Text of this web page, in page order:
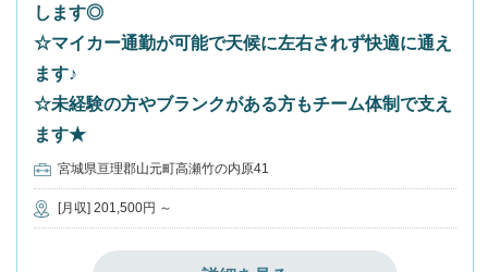
します◎
☆マイカー通勤が可能で天候に左右されず快適に通え
ます♪
☆未経験の方やブランクがある方もチーム体制で支え
ます★
宮城県亘理郡山元町高瀬竹の内原41
[月収] 201,500円 ～